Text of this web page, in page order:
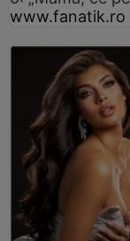
www.fanatik.ro